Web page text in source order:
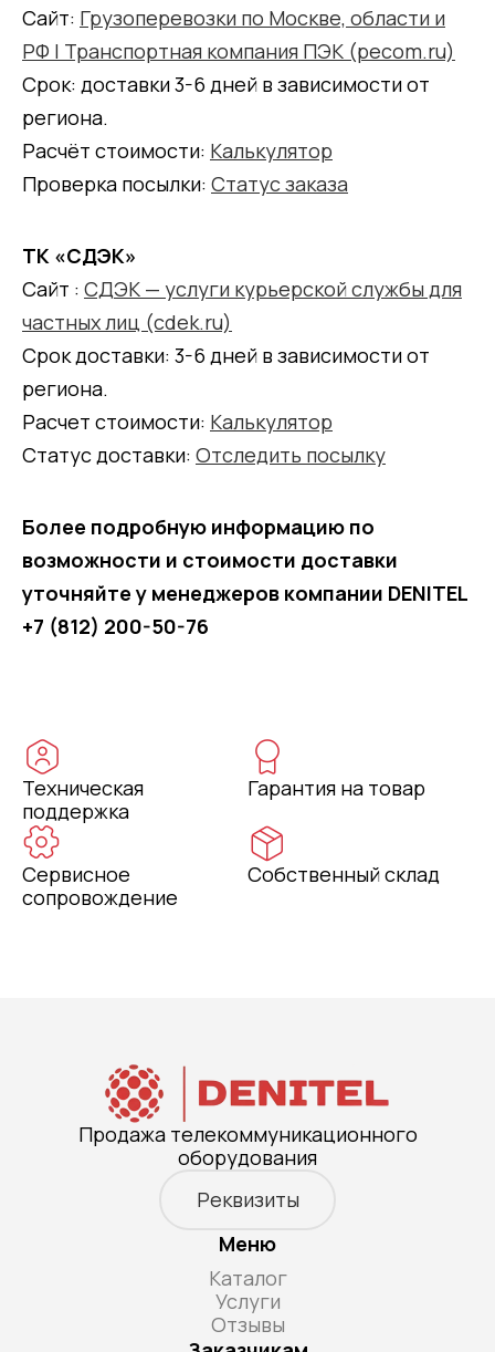
Сайт: Грузоперевозки по Москве, области и
РФ | Транспортная компания ПЭК (pecom.ru)
Срок: доставки 3-6 дней в зависимости от
региона.
Расчёт стоимости: Калькулятор
Проверка посылки: Статус заказа
ТК «СДЭК»
Сайт : СДЭК — услуги курьерской службы для
частных лиц (cdek.ru)
Срок доставки: 3-6 дней в зависимости от
региона.
Расчет стоимости: Калькулятор
Статус доставки: Отследить посылку
Более подробную информацию по
возможности и стоимости доставки
уточняйте у менеджеров компании DENITEL
+7 (812) 200-50-76
Техническая
поддержка
Гарантия на товар
Сервисное
сопровождение
Собственный склад
Продажа телекоммуникационного
оборудования
Реквизиты
Меню
Каталог
Услуги
Отзывы